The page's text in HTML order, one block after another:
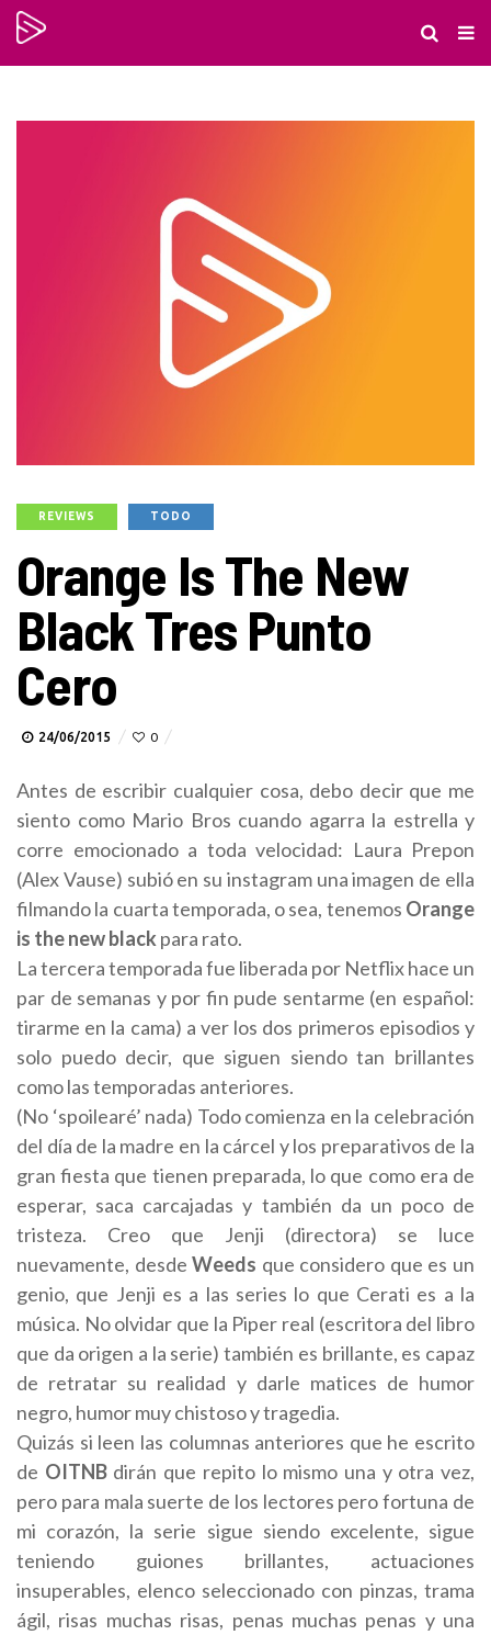
REVIEWS TODO
Orange Is The New
Black Tres Punto
Cero
24/06/2015 0
Antes de escribir cualquier cosa, debo decir que me
siento como Mario Bros cuando agarra la estrella y
corre emocionado a toda velocidad: Laura Prepon
(Alex Vause) subió en su instagram una imagen de ella
filmando la cuarta temporada, o sea, tenemos Orange
is the new black para rato.
La tercera temporada fue liberada por Netflix hace un
par de semanas y por fin pude sentarme (en español:
tirarme en la cama) a ver los dos primeros episodios y
solo puedo decir, que siguen siendo tan brillantes
como las temporadas anteriores.
(No ‘spoilearé’ nada) Todo comienza en la celebración
del día de la madre en la cárcel y los preparativos de la
gran fiesta que tienen preparada, lo que como era de
esperar, saca carcajadas y también da un poco de
tristeza. Creo que Jenji (directora) se luce
nuevamente, desdeWeeds que considero que es un
genio, que Jenji es a las series lo que Cerati es a la
música. No olvidar que la Piper real (escritora del libro
que da origen a la serie) también es brillante, es capaz
de retratar su realidad y darle matices de humor
negro, humor muy chistoso y tragedia.
Quizás si leen las columnas anteriores que he escrito
de OITNBdirán que repito lo mismo una y otra vez,
pero para mala suerte de los lectores pero fortuna de
mi corazón, la serie sigue siendo excelente, sigue
teniendo guiones brillantes, actuaciones
insuperables, elenco seleccionado con pinzas, trama
ágil, risas muchas risas, penas muchas penas y una